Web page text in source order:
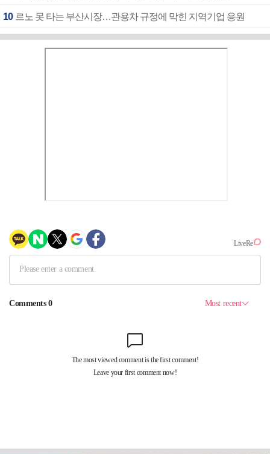
10 르노 못 타는 부산시장…관용차 규정에 막힌 지역기업 응원